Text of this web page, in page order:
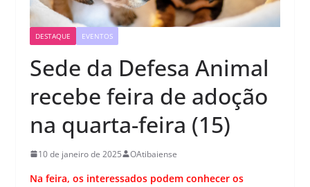
DESTAQUE EVENTOS
Sede da Defesa Animal
recebe feira de adoção
na quarta-feira (15)
10 de janeiro de 2025 OAtibaiense
Na feira, os interessados podem conhecer os